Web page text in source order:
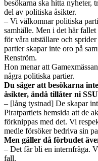
besökarna ska hitta nyheter,
del av politiska åsikter.
– Vi välkomnar politiska
samhälle. Men i det här
för våra utställare och
partier skapar inte oro på
Renström.
Hon menar att
några politiska partier.
Du säger att besökarna
åsikter, ändå tillåter ni
– [lång tystnad] De skapar
Piratpartiets hemsida att de
förknippas med det. Vi
medle försöker bedriva sin
Men gäller då förbudet
– Det får bli en internfråga.
fall.